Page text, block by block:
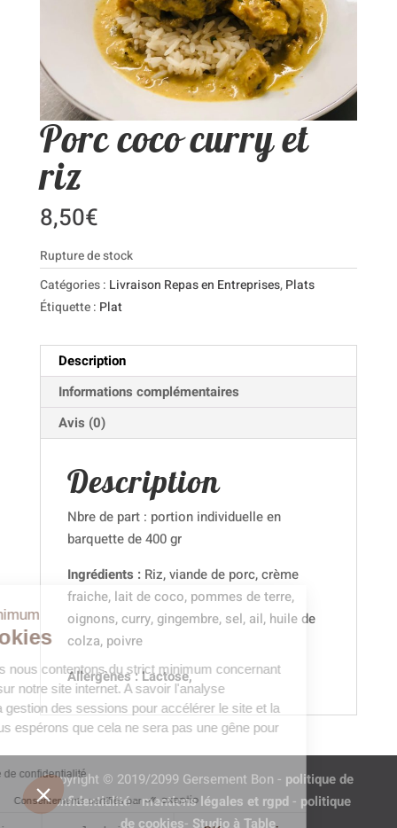
Porc coco curry et
riz
8,50€
Rupture de stock
Catégories : Livraison Repas en Entreprises,Plats
Étiquette : Plat
Description
Informations complémentaires
Avis (0)
Description
Nbre de part : portion individuelle en
barquette de 400 gr
Ingrédients :Riz, viande de porc, crème
fraiche, lait de coco, pommes de terre,
oignons, curry, gingembre, sel, ail, huile de
colza, poivre
Allergènes : Lactose,
Copyright © 2019/2099 Gersement Bon - politique de
confidentialité-mentions légales et rgpd- politique
de cookies- Studio à Table
le minimum
Cookies
nous nous contentons du strict minimum concernant
cookies sur notre site internet. A savoir l'analyse
la gestion des sessions pour accélérer le site et la
Nous espérons que cela ne sera pas une gêne pour
la politique de confidentialité
Consentements certifiés par